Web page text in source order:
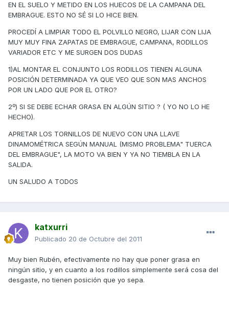
EN EL SUELO Y METIDO EN LOS HUECOS DE LA CAMPANA DEL
EMBRAGUE. ESTO NO SÉ SI LO HICE BIEN.
PROCEDÍ A LIMPIAR TODO EL POLVILLO NEGRO, LIJAR CON LIJA
MUY MUY FINA ZAPATAS DE EMBRAGUE, CAMPANA, RODILLOS
VARIADOR ETC Y ME SURGEN DOS DUDAS
1)AL MONTAR EL CONJUNTO LOS RODILLOS TIENEN ALGUNA
POSICIÓN DETERMINADA YA QUE VEO QUE SON MAS ANCHOS
POR UN LADO QUE POR EL OTRO?
2º) SI SE DEBE ECHAR GRASA EN ALGÚN SITIO ? ( YO NO LO HE
HECHO).
APRETAR LOS TORNILLOS DE NUEVO CON UNA LLAVE
DINAMOMÉTRICA SEGÚN MANUAL (MISMO PROBLEMA" TUERCA
DEL EMBRAGUE", LA MOTO VA BIEN Y YA NO TIEMBLA EN LA
SALIDA.
UN SALUDO A TODOS
katxurri
Publicado 20 de Octubre del 2011
Muy bien Rubén, efectivamente no hay que poner grasa en
ningún sitio, y en cuanto a los rodillos simplemente será cosa del
desgaste, no tienen posición que yo sepa.